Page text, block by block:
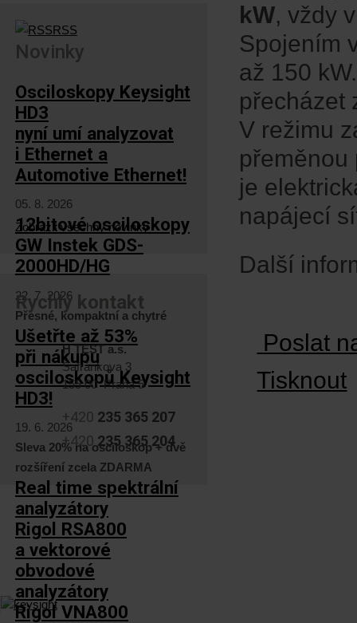
kW, vždy
Spojením
až 150
přecházet
V režimu
přeměnou
je
napájecí
Další
Poslat
Tisknout
RSS
Novinky
Osciloskopy Keysight
HD3
nyní umí analyzovat
i Ethernet a
Automotive Ethernet!
05. 8. 2026
12bitové osciloskopy
GW Instek GDS-
2000HD/HG
22. 7. 2026
Přesné, kompaktní a chytré
Ušetřte až 53%
při nákupu
osciloskopů Keysight
HD3!
19. 6. 2026
Sleva 20% na osciloskop + dvě
rozšíření zcela ZDARMA
Real time spektrální
analyzátory
Rigol RSA800
a vektorové
obvodové
analyzátory
Rigol VNA800
Zobrazit všechny novinky
Rychlý kontakt
H TEST a.s.
Šafránkova 3
155 00 Praha 5
+420 235 365 207
+420 235 365 204